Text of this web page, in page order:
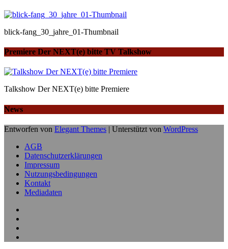
blick-fang_30_jahre_01-Thumbnail
Premiere Der NEXT(e) bitte TV Talkshow
Talkshow Der NEXT(e) bitte Premiere
News
Entworfen von Elegant Themes | Unterstützt von WordPress
AGB
Datenschutzerklärungen
Impressum
Nutzungsbedingungen
Kontakt
Mediadaten